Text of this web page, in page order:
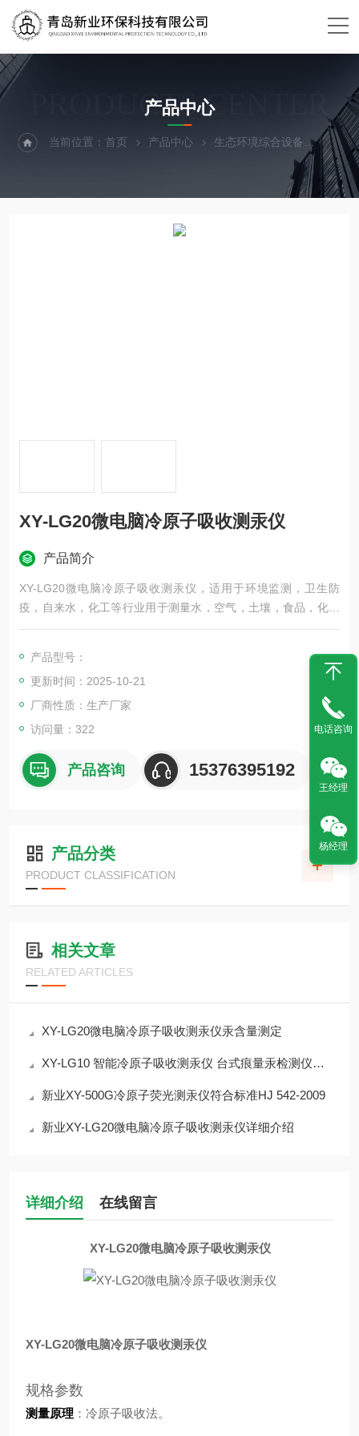
PRODUCTS CENTER
产品中心
当前位置：首页 产品中心 生态环境综合设备 测汞仪
XY-LG20微电脑冷原子吸收测汞仪
产品简介
XY-LG20微电脑冷原子吸收测汞仪，适用于环境监测，卫生防
疫，自来水，化工等行业用于测量水，空气，土壤，食品，化妆
品，化工原料，中的汞的含量。
产品型号：
更新时间：2025-10-21
厂商性质：生产厂家
访问量：322
产品咨询 15376395192
产品分类
PRODUCT CLASSIFICATION
相关文章
RELATED ARTICLES
XY-LG20微电脑冷原子吸收测汞仪汞含量测定
XY-LG10 智能冷原子吸收测汞仪 台式痕量汞检测仪介绍
新业XY-500G冷原子荧光测汞仪符合标准HJ 542-2009
新业XY-LG20微电脑冷原子吸收测汞仪详细介绍
详细介绍 在线留言
XY-LG20微电脑冷原子吸收测汞仪
XY-LG20微电脑冷原子吸收测汞仪
规格参数
测量原理 ：冷原子吸收法。
电话咨询
王经理
杨经理